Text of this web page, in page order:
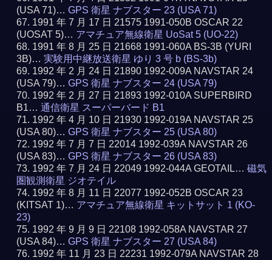
(USA 71)…GPS 衛星 ナブスター 23 (USA 71)
1991 年 7 月 17 日 21575 1991-050B OSCAR 22
(UOSAT 5)… アマチュア無線衛星 UoSat 5 (UO-22)
1991 年 8 月 25 日 21668 1991-060A BS-3B (YURI
3B)…実験用中継放送衛星 ゆり 3 号 b (BS-3b)
1992 年 2 月 24 日 21890 1992-009A NAVSTAR 24
(USA 79)…GPS 衛星 ナブスター 24 (USA 79)
1992 年 2 月 27 日 21893 1992-010A SUPERBIRD
B1…通信衛星 スーパーバード B1
1992 年 4 月 10 日 21930 1992-019A NAVSTAR 25
(USA 80)…GPS 衛星 ナブスター 25 (USA 80)
1992 年 7 月 7 日 22014 1992-039A NAVSTAR 26
(USA 83)…GPS 衛星 ナブスター 26 (USA 83)
1992 年 7 月 24 日 22049 1992-044A GEOTAIL…磁気
圏観測衛星 ジオテイル
1992 年 8 月 11 日 22077 1992-052B OSCAR 23
(KITSAT 1)… アマチュア無線衛星 キットサット 1 (KO-
23)
1992 年 9 月 9 日 22108 1992-058A NAVSTAR 27
(USA 84)…GPS 衛星 ナブスター 27 (USA 84)
1992 年 11 月 23 日 22231 1992-079A NAVSTAR 28